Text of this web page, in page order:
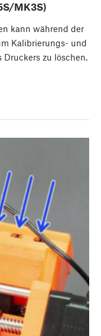
MK3S)
kann während der
Kalibrierungs- und
zu löschen.